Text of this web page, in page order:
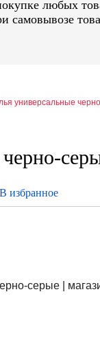
любых
самовывозе
универсальные
В избранное